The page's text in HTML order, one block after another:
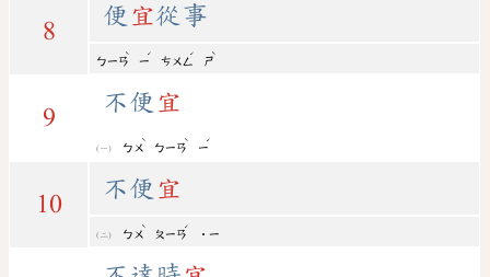
8
便 宜從事
ㄅㄧㄢ
ˋ
ㄧ
ˊ
ㄘㄨㄥ
ˊ
ㄕ
ˋ
9
不便 宜
ㄅㄨ
ˋ
ㄅㄧㄢ
ˋ
ㄧ
ˊ
10
不便 宜
ㄅㄨ
ˋ
ㄆㄧㄢ
ˊ
˙ㄧ